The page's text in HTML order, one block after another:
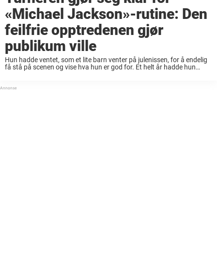
«Michael Jackson»-rutine: Den
feilfrie opptredenen gjør
publikum ville
Hun hadde ventet, som et lite barn venter på julenissen, for å endelig
få stå på scenen og vise hva hun er god for. Et helt år hadde hun